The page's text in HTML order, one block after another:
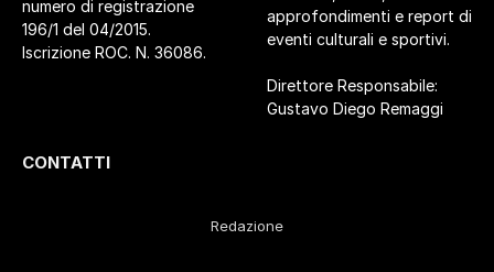
numero di registrazione
196/1 del 04/2015.
Iscrizione ROC. N. 36086.
approfondimenti e report di
eventi culturali e sportivi.
Direttore Responsabile:
Gustavo Diego Remaggi
CONTATTI
Redazione